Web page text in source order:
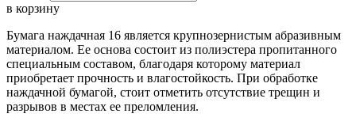
в корзину
Бумага наждачная 16 является крупнозернистым абразивным
материалом. Ее основа состоит из полиэстера пропитанного
специальным составом, благодаря которому материал
приобретает прочность и влагостойкость. При обработке
наждачной бумагой, стоит отметить отсутствие трещин и
разрывов в местах ее преломления.